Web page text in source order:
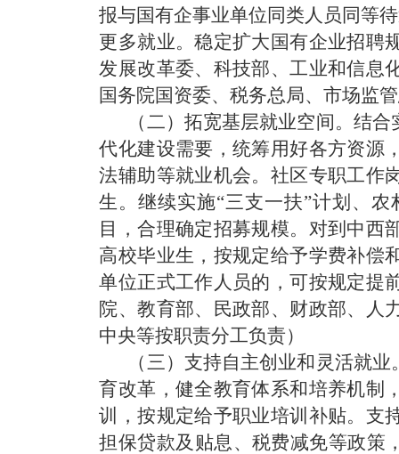
报与国有企事业单位同类人员同等
更多就业。稳定扩大国有企业招聘
发展改革委、科技部、工业和信息
国务院国资委、税务总局、市场监
（二）拓宽基层就业空间。 结合
代化建设需要，统筹用好各方资源
法辅助等就业机会。社区专职工作
生。继续实施“三支一扶”计划、
目，合理确定招募规模。对到中西
高校毕业生，按规定给予学费补偿
单位正式工作人员的，可按规定提
院、教育部、民政部、财政部、人
中央等按职责分工负责）
（三）支持自主创业和灵活就业
育改革，健全教育体系和培养机制
训，按规定给予职业培训补贴。支
担保贷款及贴息、税费减免等政策